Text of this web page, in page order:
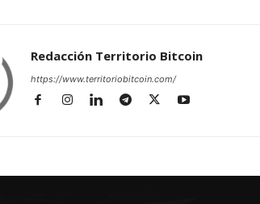
Redacción Territorio Bitcoin
https://www.territoriobitcoin.com/